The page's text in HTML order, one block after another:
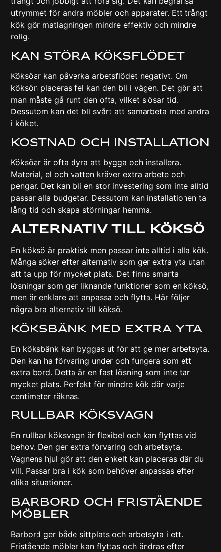
utrymmet för andra möbler och apparater. Ett trångt
kök gör matlagningen mindre effektiv och mindre
rolig.
Kan störa köksflödet
Köksöar kan påverka arbetsflödet negativt. Om
köksön placeras fel kan den bli i vägen. Det gör att
man måste gå runt den ofta, vilket slösar tid.
Dessutom kan det bli svårt att samarbeta med andra
i köket.
Kostnad och installation
Köksöar är ofta dyra att bygga och installera.
Material, el och vatten kräver extra arbete och
pengar. Det kan bli en stor investering som inte alltid
passar alla budgetar. Dessutom kan installationen ta
lång tid och skapa störningar hemma.
Alternativ till köksö
En köksö är praktisk men passar inte alltid i alla kök.
Många söker efter alternativ som ger extra yta utan
att ta upp för mycket plats. Det finns smarta
lösningar som ger liknande funktioner som en köksö,
men är enklare att anpassa och flytta. Här följer
några bra alternativ till köksö.
Köksbänk med extra yta
En köksbänk kan byggas ut för att ge mer arbetsyta.
Den kan ha förvaring under och fungera som ett
extra bord. Detta är en fast lösning som inte tar
mycket plats. Perfekt för mindre kök där varje
centimeter räknas.
Rullbar köksvagn
En rullbar köksvagn är flexibel och kan flyttas vid
behov. Den ger extra förvaring och arbetsyta.
Vagnens hjul gör att den enkelt kan placeras där du
vill. Passar bra i kök som behöver anpassas efter
olika situationer.
Barbord och fristående
möbler
Barbord ger både sittplats och arbetsyta i ett.
Fristående möbler kan flyttas och ändras efter